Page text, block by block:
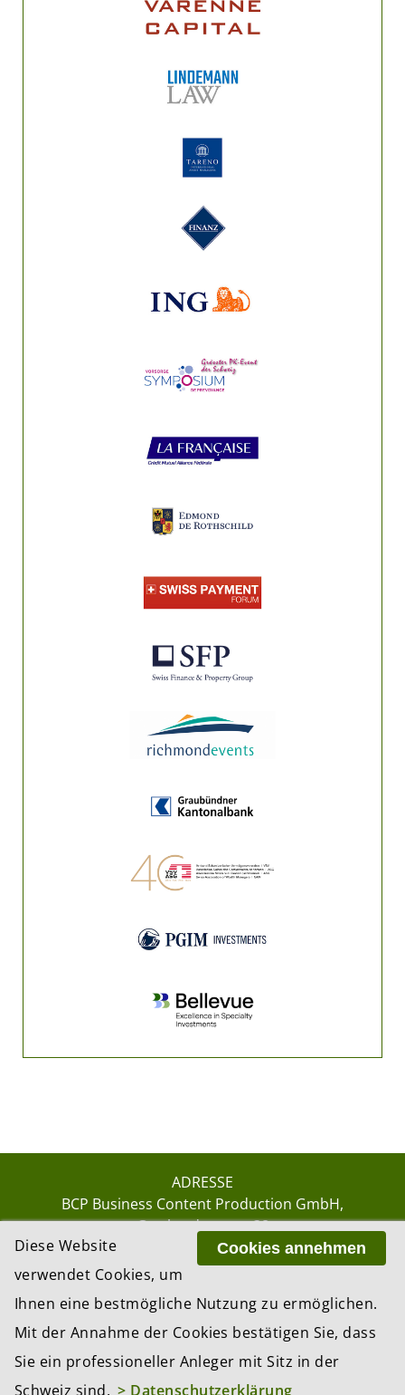
ADRESSE
BCP Business Content Production GmbH
Gotthardstrasse 38
8002 Zürich
GmbH, Zürich – Switzerland
Website by update AG, Zurich
Cookies annehmen
Diese Website
verwendet Cookies, um
Ihnen eine bestmögliche Nutzung zu ermöglichen.
Mit der Annahme der Cookies bestätigen Sie, dass
Sie ein professioneller Anleger mit Sitz in der
Schweiz sind. > Datenschutzerklärung